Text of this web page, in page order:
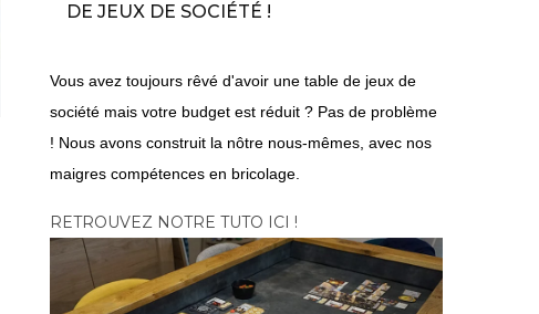
DE JEUX DE SOCIÉTÉ !
Vous avez toujours rêvé d'avoir une table de jeux de
société mais votre budget est réduit ? Pas de problème
! Nous avons construit la nôtre nous-mêmes, avec nos
maigres compétences en bricolage.
RETROUVEZ NOTRE TUTO ICI !